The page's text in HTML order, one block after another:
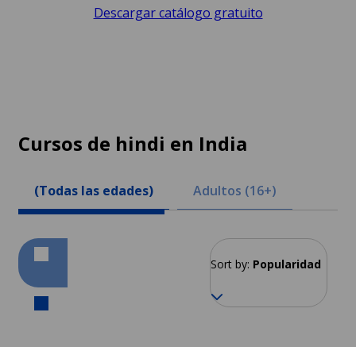
Descargar catálogo gratuito
Cursos de hindi en India
(Todas las edades) Adultos (16+)
Sort by: Popularidad